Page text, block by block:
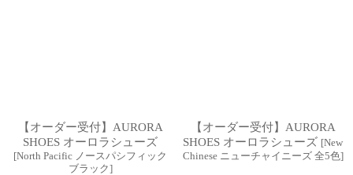
【オーダー受付】AURORA
SHOES オーロラシューズ
[North Pacific ノースパシフィック
ブラック]
【オーダー受付】AURORA
SHOES オーロラシューズ [New
Chinese ニューチャイニーズ 全5色]